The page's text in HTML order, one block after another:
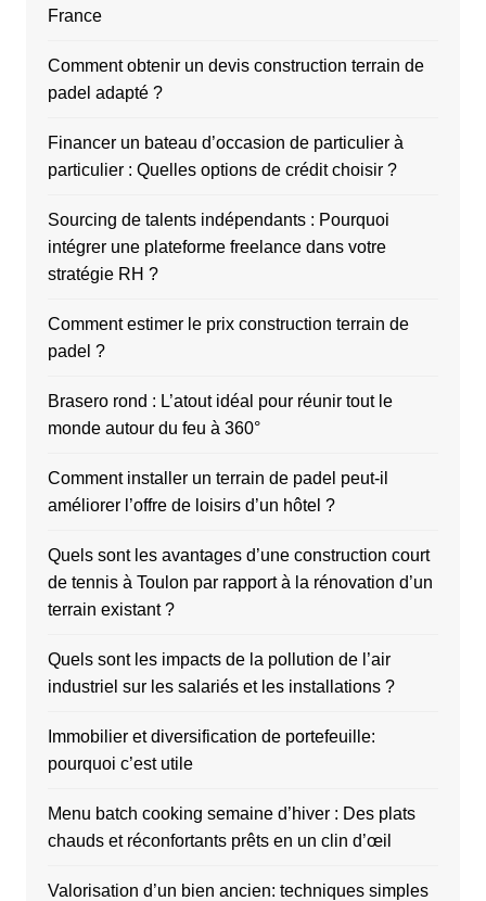
France
Comment obtenir un devis construction terrain de
padel adapté ?
Financer un bateau d’occasion de particulier à
particulier : Quelles options de crédit choisir ?
Sourcing de talents indépendants : Pourquoi
intégrer une plateforme freelance dans votre
stratégie RH ?
Comment estimer le prix construction terrain de
padel ?
Brasero rond : L’atout idéal pour réunir tout le
monde autour du feu à 360°
Comment installer un terrain de padel peut-il
améliorer l’offre de loisirs d’un hôtel ?
Quels sont les avantages d’une construction court
de tennis à Toulon par rapport à la rénovation d’un
terrain existant ?
Quels sont les impacts de la pollution de l’air
industriel sur les salariés et les installations ?
Immobilier et diversification de portefeuille:
pourquoi c’est utile
Menu batch cooking semaine d’hiver : Des plats
chauds et réconfortants prêts en un clin d’œil
Valorisation d’un bien ancien: techniques simples